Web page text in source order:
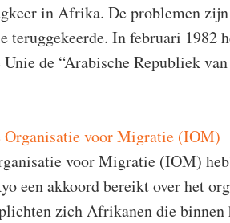
in Afrika. De problemen
teruggekeerde. In februari 1982
de “Arabische Republiek
voor Migratie (IOM)
voor Migratie (IOM)
een akkoord bereikt over het
zich Afrikanen die